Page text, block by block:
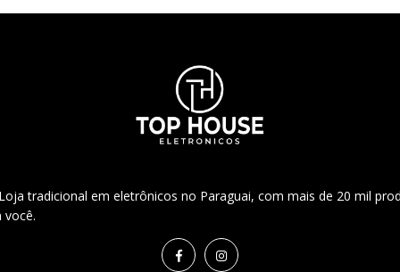
tradicional em eletrônicos no Paraguai, com mais de 20 mil
você.